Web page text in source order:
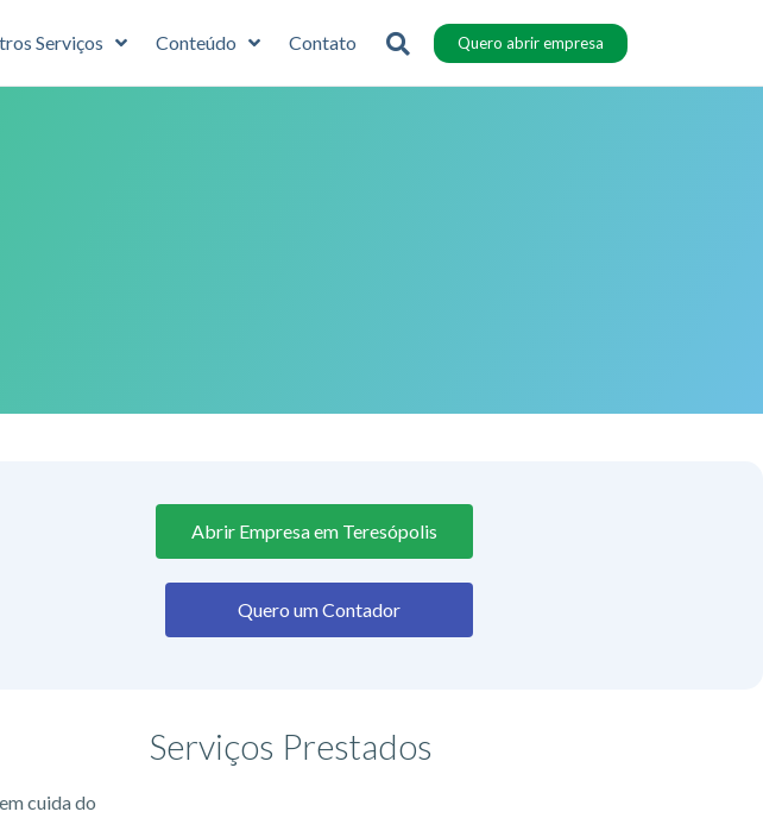
Serviços Conteúdo Contato Quero abrir empresa
Abrir Empresa em Teresópolis
Quero um Contador
cuida do
Serviços Prestados